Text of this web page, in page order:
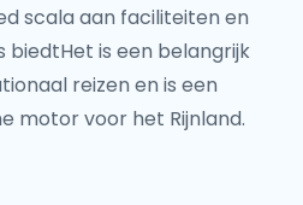
scala aan faciliteiten en
biedtHet is een belangrijk
reizen en is een
motor voor het Rijnland.